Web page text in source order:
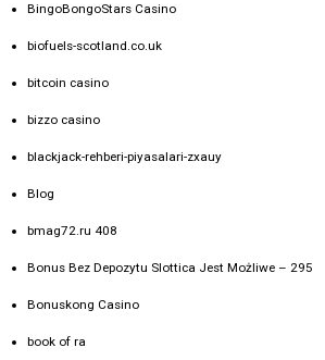
BingoBongoStars Casino
biofuels-scotland.co.uk
bitcoin casino
bizzo casino
blackjack-rehberi-piyasalari-zxauy
Blog
bmag72.ru 408
Bonus Bez Depozytu Slottica Jest Możliwe – 295
Bonuskong Casino
book of ra